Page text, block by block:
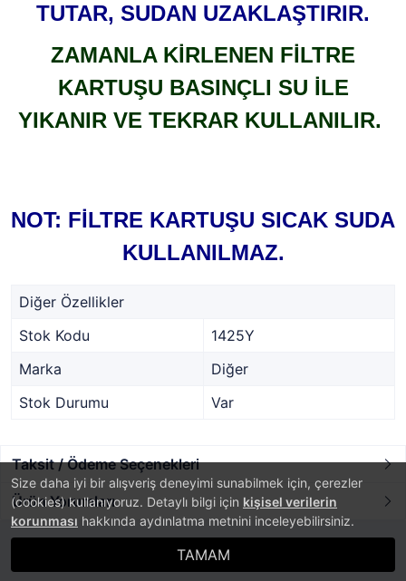
Size daha iyi bir alışveriş deneyimi sunabilmek için, çerezler
(cookies) kullanıyoruz. Detaylı bilgi için kişisel verilerin
korunması hakkında aydınlatma metnini inceleyebilirsiniz.
TAMAM
TUTAR, SUDAN UZAKLAŞTIRIR.
ZAMANLA KİRLENEN FİLTRE
KARTUŞU BASINÇLI SU İLE
YIKANIR VE TEKRAR KULLANILIR.
NOT: FİLTRE KARTUŞU SICAK SUDA
KULLANILMAZ.
Diğer Özellikler
Stok Kodu
1425Y
Marka
Diğer
Stok Durumu
Var
Taksit / Ödeme Seçenekleri
Ürün Yorumları
E-Ticaret Sistemi